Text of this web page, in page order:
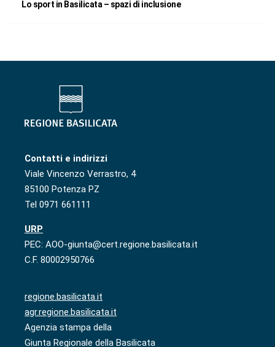
Lo sport in Basilicata – spazi di inclusione
Contatti e indirizzi
Viale Vincenzo Verrastro, 4
85100 Potenza PZ
Tel 0971 661111
URP
PEC: AOO-giunta@cert.regione.basilicata.it
C.F. 80002950766
regione.basilicata.it
agr.regione.basilicata.it
Agenzia stampa della
Giunta Regionale della Basilicata